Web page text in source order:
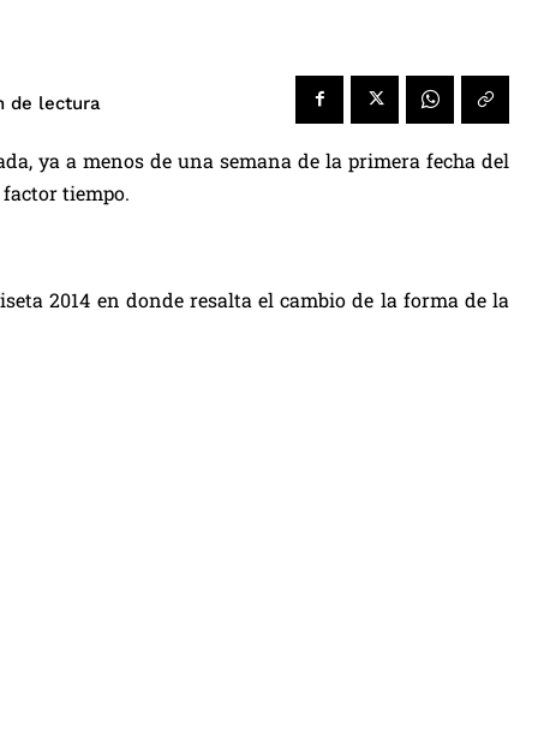
de lectura
ya a menos de una semana de la primera fecha del
tiempo.
2014 en donde resalta el cambio de la forma de la